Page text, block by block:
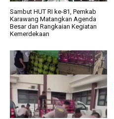
Sambut HUT RI ke-81, Pemkab
Karawang Matangkan Agenda
Besar dan Rangkaian Kegiatan
Kemerdekaan